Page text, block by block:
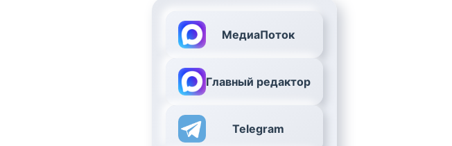
МедиаПоток
Главный редактор
Telegram